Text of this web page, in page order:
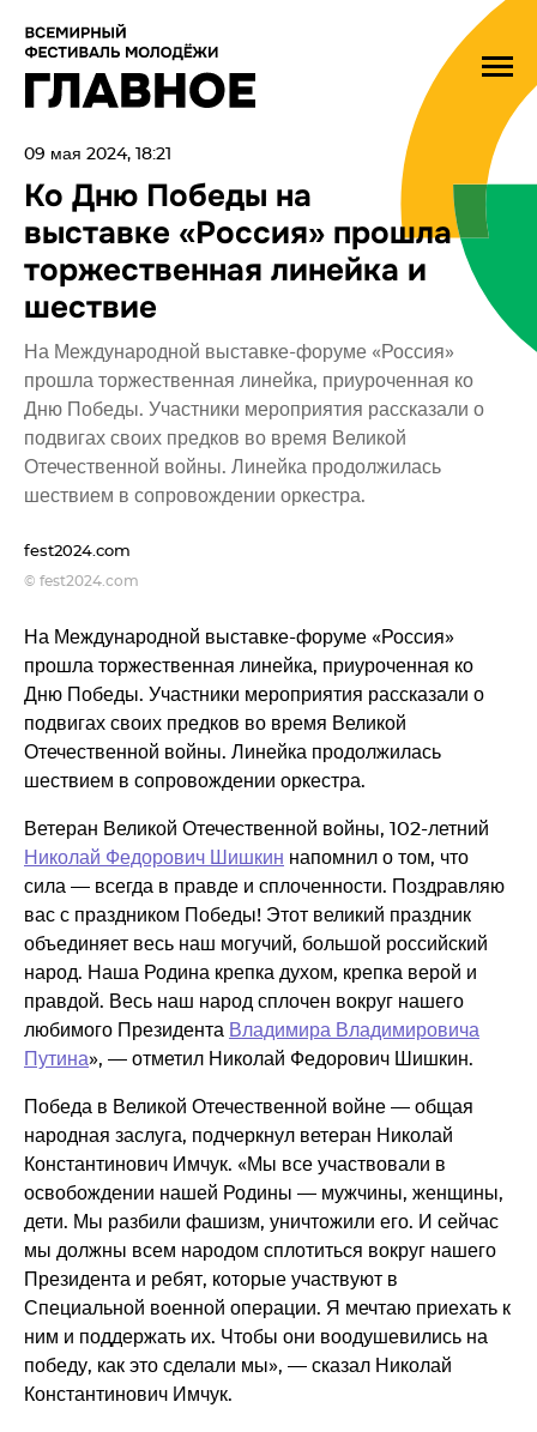
09 мая 2024, 18:21
Ко Дню Победы на
выставке «Россия» прошла
торжественная линейка и
шествие
На Международной выставке-форуме «Россия»
прошла торжественная линейка, приуроченная ко
Дню Победы. Участники мероприятия рассказали о
подвигах своих предков во время Великой
Отечественной войны. Линейка продолжилась
шествием в сопровождении оркестра.
fest2024.com
© fest2024.com
На Международной выставке-форуме «Россия»
прошла торжественная линейка, приуроченная ко
Дню Победы. Участники мероприятия рассказали о
подвигах своих предков во время Великой
Отечественной войны. Линейка продолжилась
шествием в сопровождении оркестра.
Ветеран Великой Отечественной войны, 102-летний
Николай Федорович Шишкин напомнил о том, что
сила — всегда в правде и сплоченности. Поздравляю
вас с праздником Победы! Этот великий праздник
объединяет весь наш могучий, большой российский
народ. Наша Родина крепка духом, крепка верой и
правдой. Весь наш народ сплочен вокруг нашего
любимого Президента Владимира Владимировича
Путина», — отметил Николай Федорович Шишкин.
Победа в Великой Отечественной войне — общая
народная заслуга, подчеркнул ветеран Николай
Константинович Имчук. «Мы все участвовали в
освобождении нашей Родины — мужчины, женщины,
дети. Мы разбили фашизм, уничтожили его. И сейчас
мы должны всем народом сплотиться вокруг нашего
Президента и ребят, которые участвуют в
Специальной военной операции. Я мечтаю приехать к
ним и поддержать их. Чтобы они воодушевились на
победу, как это сделали мы», — сказал Николай
Константинович Имчук.